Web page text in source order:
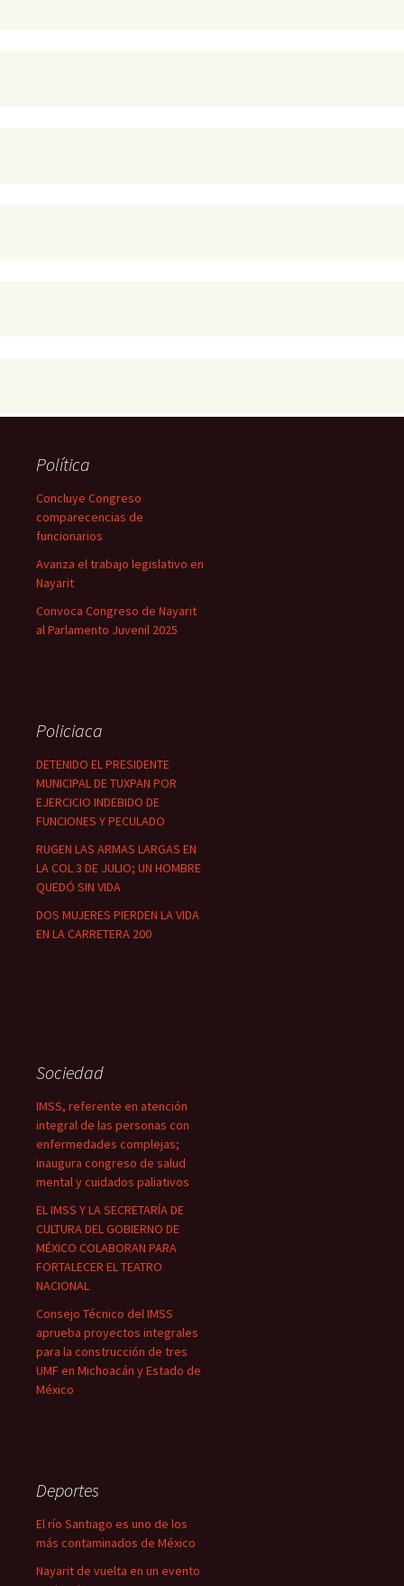
Política
Concluye Congreso
comparecencias de
funcionarios
Avanza el trabajo legislativo en
Nayarit
Convoca Congreso de Nayarit
al Parlamento Juvenil 2025
Policiaca
DETENIDO EL PRESIDENTE
MUNICIPAL DE TUXPAN POR
EJERCICIO INDEBIDO DE
FUNCIONES Y PECULADO
RUGEN LAS ARMAS LARGAS EN
LA COL 3 DE JULIO; UN HOMBRE
QUEDÓ SIN VIDA
DOS MUJERES PIERDEN LA VIDA
EN LA CARRETERA 200
Sociedad
IMSS, referente en atención
integral de las personas con
enfermedades complejas;
inaugura congreso de salud
mental y cuidados paliativos
EL IMSS Y LA SECRETARÍA DE
CULTURA DEL GOBIERNO DE
MÉXICO COLABORAN PARA
FORTALECER EL TEATRO
NACIONAL
Consejo Técnico del IMSS
aprueba proyectos integrales
para la construcción de tres
UMF en Michoacán y Estado de
México
Deportes
El río Santiago es uno de los
más contaminados de México
Nayarit de vuelta en un evento